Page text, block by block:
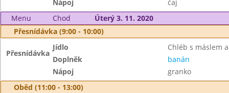
Nápoj
čaj
Menu
Chod
Úterý 3. 11. 2020
Přesnídávka (9:00 - 10:00)
Přesnídávka
Jídlo
Chléb s máslem
Doplněk
banán
Nápoj
granko
Oběd (11:00 - 13:00)